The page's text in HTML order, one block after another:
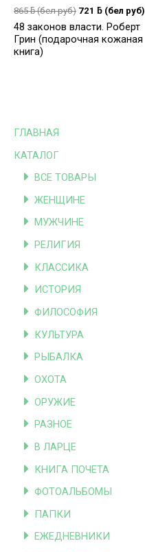
ГЛАВНАЯ
КАТАЛОГ
ВСЕ ТОВАРЫ
ЖЕНЩИНЕ
МУЖЧИНЕ
РЕЛИГИЯ
КЛАССИКА
ИСТОРИЯ
ФИЛОСОФИЯ
КУЛЬТУРА
РЫБАЛКА
ОХОТА
ОРУЖИЕ
РАЗНОЕ
В ЛАРЦЕ
КНИГА ПОЧЕТА
ФОТОАЛЬБОМЫ
ПАПКИ
ЕЖЕДНЕВНИКИ
865ƃ(бел руб) 721 ƃ (бел руб)
48 законов власти. Роберт
Грин (подарочная кожаная
книга)